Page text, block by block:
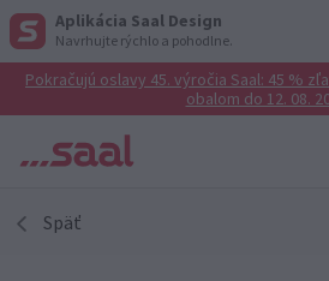
Aplikácia Saal Design
Navrhujte rýchlo a pohodlne.
Pokračujú oslavy 45. výročia Saal: 45 %
obalom do 12. 08.
Späť